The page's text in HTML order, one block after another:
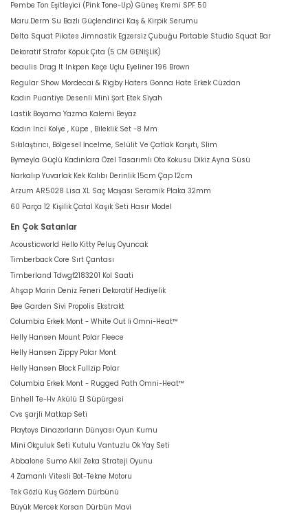
Pembe Ton Eşitleyici (Pink Tone-Up) Güneş Kremi SPF 50
Maru.Derm Su Bazlı Güçlendirici Kaş & Kirpik Serumu
Delta Squat Pilates Jimnastik Egzersiz Çubuğu Portable Studio Squat Bar
Dekoratif Strafor Köpük Çıta (5 CM GENİŞLİK)
beaulis Drag It Inkpen Keçe Uçlu Eyeliner 196 Brown
Regular Show Mordecai & Rigby Haters Gonna Hate Erkek Cüzdan
Kadın Puantiye Desenli Mini Şort Etek Siyah
Lastik Boyama Yazma Kalemi Beyaz
Kadın Inci Kolye , Küpe , Bileklik Set -8 Mm
Sıkılaştırıcı, Bölgesel İncelme, Selülit Ve Çatlak Karşıtı, Slim
Bymeyla Güçlü Kadınlara Özel Tasarımlı Oto Kokusu Dikiz Ayna Süsü
Narkalıp Yuvarlak Kek Kalıbı Derinlik 15cm Çap 12cm
Arzum AR5028 Lisa XL Saç Maşası Seramik Plaka 32mm
60 Parça 12 Kişilik Çatal Kaşık Seti Hasır Model
En Çok Satanlar
Acousticworld Hello Kitty Peluş Oyuncak
Timberback Core Sırt Çantası
Timberland Tdwgf2183201 Kol Saati
Ahşap Marin Deniz Feneri Dekoratif Hediyelik
Bee Garden Sivi Propolis Ekstrakt
Columbia Erkek Mont - White Out İi Omni-Heat™
Helly Hansen Mount Polar Fleece
Helly Hansen Zippy Polar Mont
Helly Hansen Block Fullzip Polar
Columbia Erkek Mont - Rugged Path Omni-Heat™
Einhell Te-Hv Akülü El Süpürgesi
Cvs Şarjli Matkap Seti
Playtoys Dinazorların Dünyası Oyun Kumu
Mini Okçuluk Seti Kutulu Vantuzlu Ok Yay Seti
Abbalone Sumo Akil Zeka Strateji Oyunu
4 Zamanlı Vitesli Bot-Tekne Motoru
Tek Gözlü Kuş Gözlem Dürbünü
Büyük Mercek Korsan Dürbün Mavi